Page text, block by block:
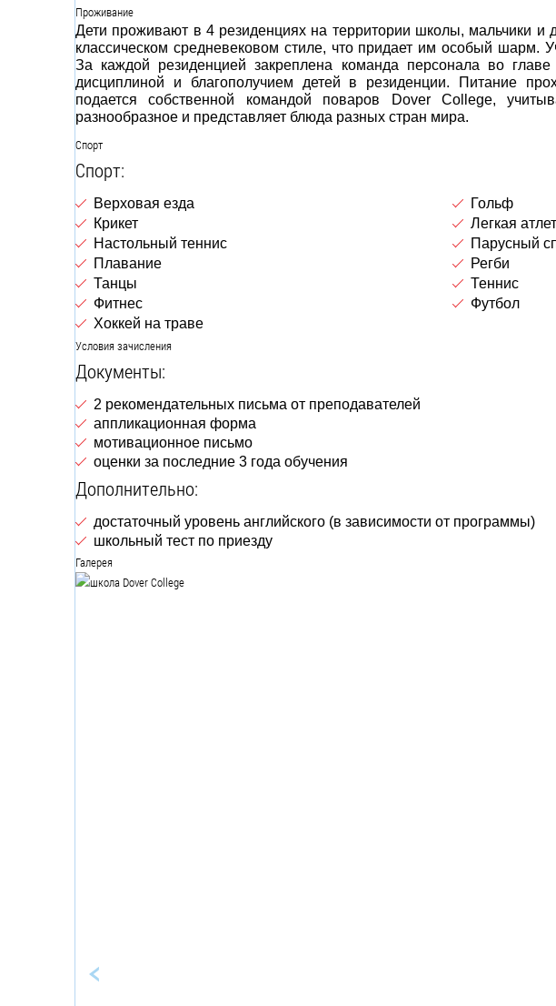
Проживание
Дети проживают в 4 резиденциях на территории школы, мальчики и
классическом средневековом стиле, что придает им особый шарм.
За каждой резиденцией закреплена команда персонала во
дисциплиной и благополучием детей в резиденции. Питание
подается собственной командой поваров Dover College,
разнообразное и представляет блюда разных стран мира.
Спорт
Спорт:
Верховая езда
Гольф
Крикет
Легкая
Настольный теннис
Парусный
Плавание
Регби
Танцы
Теннис
Фитнес
Футбол
Хоккей на траве
Условия зачисления
Документы:
2 рекомендательных письма от преподавателей
аппликационная форма
мотивационное письмо
оценки за последние 3 года обучения
Дополнительно:
достаточный уровень английского (в зависимости от программы)
школьный тест по приезду
Галерея